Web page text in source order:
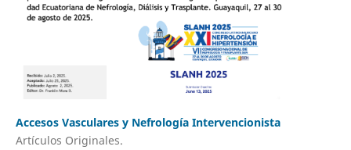
Accesos Vasculares y Nefrología Intervencionista
Artículos Originales.